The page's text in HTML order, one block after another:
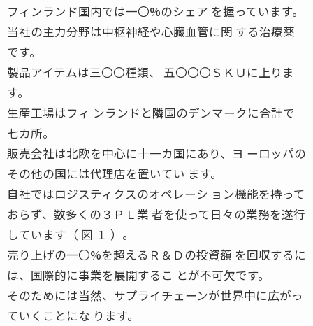
フィンランド国内では一〇%のシェア を握っています。
当社の主力分野は中枢神経や心臓血管に関 する治療薬
です。
製品アイテムは三〇〇種類、 五〇〇〇ＳＫＵに上りま
す。
生産工場はフィ ンランドと隣国のデンマークに合計で
七カ所。
販売会社は北欧を中心に十一カ国にあり、ヨ ーロッパの
その他の国には代理店を置いてい ます。
自社ではロジスティクスのオペレーシ ョン機能を持って
おらず、数多くの３ＰＬ業 者を使って日々の業務を遂行
しています（ 図 １ ）。
売り上げの一〇%を超えるＲ＆Ｄの投資額 を回収するに
は、国際的に事業を展開するこ とが不可欠です。
そのためには当然、サプライチェーンが世界中に広がっ
ていくことにな ります。